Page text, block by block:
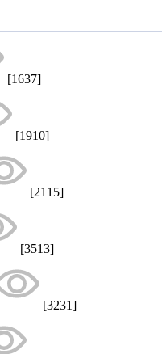
[1637]
[1910]
[2115]
[3513]
[3231]